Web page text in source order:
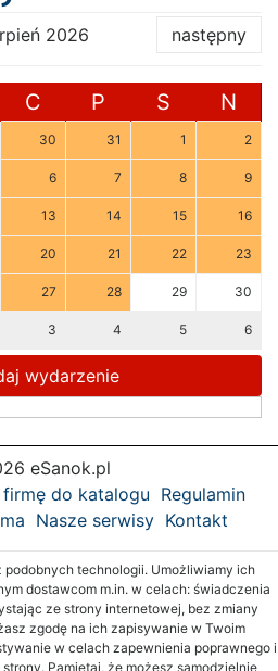
2026 następny
C P S N
30 31 1 2
6 7 8 9
13 14 15 16
20 21 22 23
27 28 29 30
3 4 5 6
wydarzenie
eSanok.pl
do katalogu Regulamin
Nasze serwisy Kontakt
technologii. Umożliwiamy ich
dostawcom m.in. w celach: świadczenia
ze strony internetowej, bez zmiany
zgodę na ich zapisywanie w Twoim
w celach zapewnienia poprawnego i
Pamiętaj, że możesz samodzielnie